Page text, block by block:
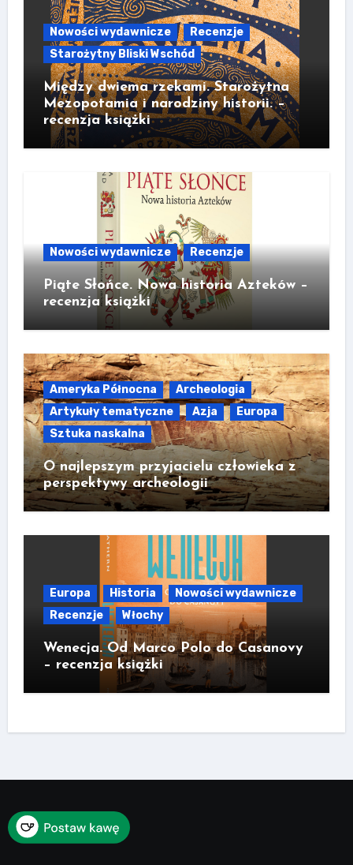
Nowości wydawnicze
Recenzje
Starożytny Bliski Wschód
Między dwiema rzekami. Starożytna
Mezopotamia i narodziny historii. –
recenzja książki
Nowości wydawnicze Recenzje
Piąte Słońce. Nowa historia Azteków –
recenzja książki
Ameryka Północna
Archeologia
Artykuły tematyczne
Azja
Europa
Sztuka naskalna
O najlepszym przyjacielu człowieka z
perspektywy archeologii
Europa Historia
Nowości wydawnicze
Recenzje
Włochy
Wenecja. Od Marco Polo do Casanovy
– recenzja książki